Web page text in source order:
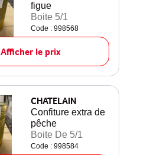
figue
Boite 5/1
Code : 998568
Afficher le prix
CHATELAIN
Confiture extra de
pêche
Boite De 5/1
Code : 998584